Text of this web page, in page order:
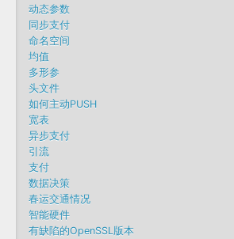
动态参数
同步支付
命名空间
均值
多形参
头文件
如何主动PUSH
宽表
异步支付
引流
支付
数据决策
春运交通情况
智能硬件
有缺陷的OpenSSL版本